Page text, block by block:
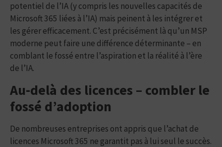
potentiel de l’IA (y compris les nouvelles capacités de
Microsoft 365 liées à l’IA) mais peinent à les intégrer et
les gérer efficacement. C’est précisément là qu’un MSP
moderne peut faire une différence déterminante – en
comblant le fossé entre l’aspiration et la réalité à l’ère
de l’IA.
Au-delà des licences – combler le
fossé d’adoption
De nombreuses entreprises ont appris que l’achat de
licences Microsoft 365 ne garantit pas à lui seul le succès.